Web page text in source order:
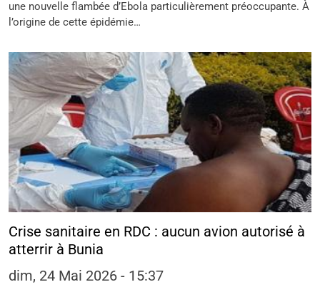
une nouvelle flambée d’Ebola particulièrement préoccupante. À
l’origine de cette épidémie…
Crise sanitaire en RDC : aucun avion autorisé à
atterrir à Bunia
dim, 24 Mai 2026 - 15:37